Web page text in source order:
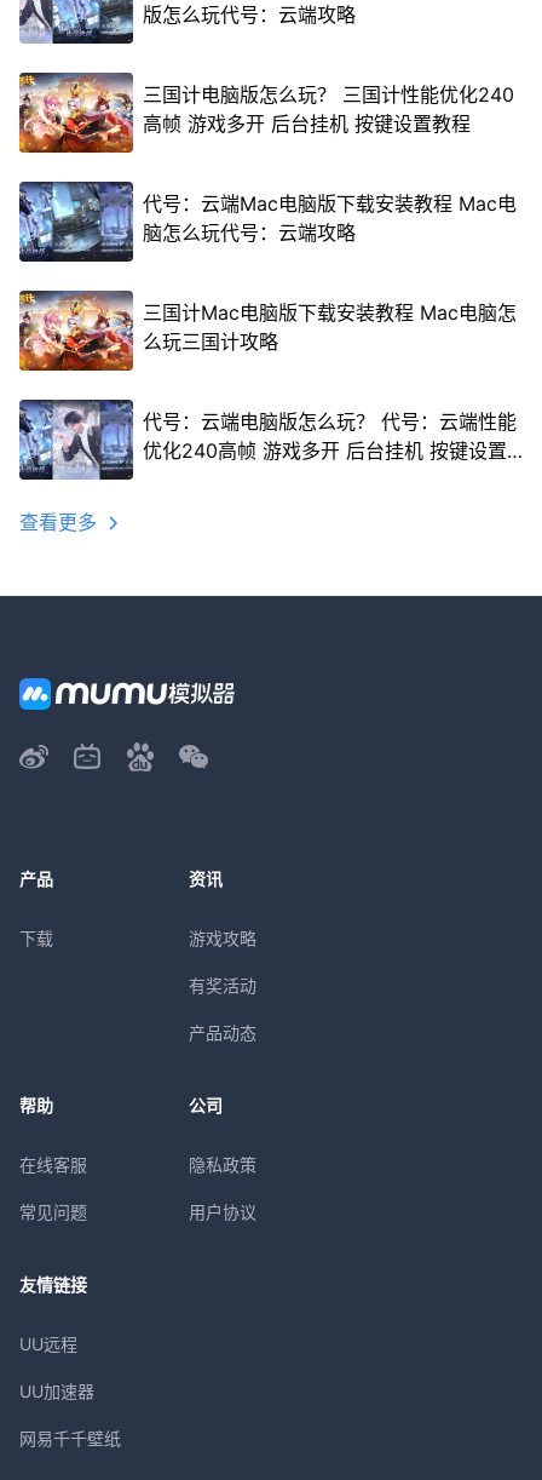
版怎么玩代号：云端攻略
三国计电脑版怎么玩？ 三国计性能优化240
高帧 游戏多开 后台挂机 按键设置教程
代号：云端Mac电脑版下载安装教程 Mac电
脑怎么玩代号：云端攻略
三国计Mac电脑版下载安装教程 Mac电脑怎
么玩三国计攻略
代号：云端电脑版怎么玩？ 代号：云端性能
优化240高帧 游戏多开 后台挂机 按键设置
查看更多
产品
下载
资讯
游戏攻略
有奖活动
产品动态
帮助
在线客服
常见问题
公司
隐私政策
用户协议
友情链接
UU远程
UU加速器
网易千千壁纸